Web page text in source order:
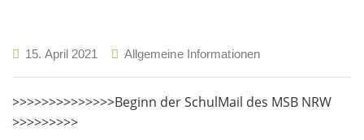
15. April 2021 Allgemeine Informationen
>>>>>>>>>>>>>>Beginn der SchulMail des MSB NRW
>>>>>>>>>